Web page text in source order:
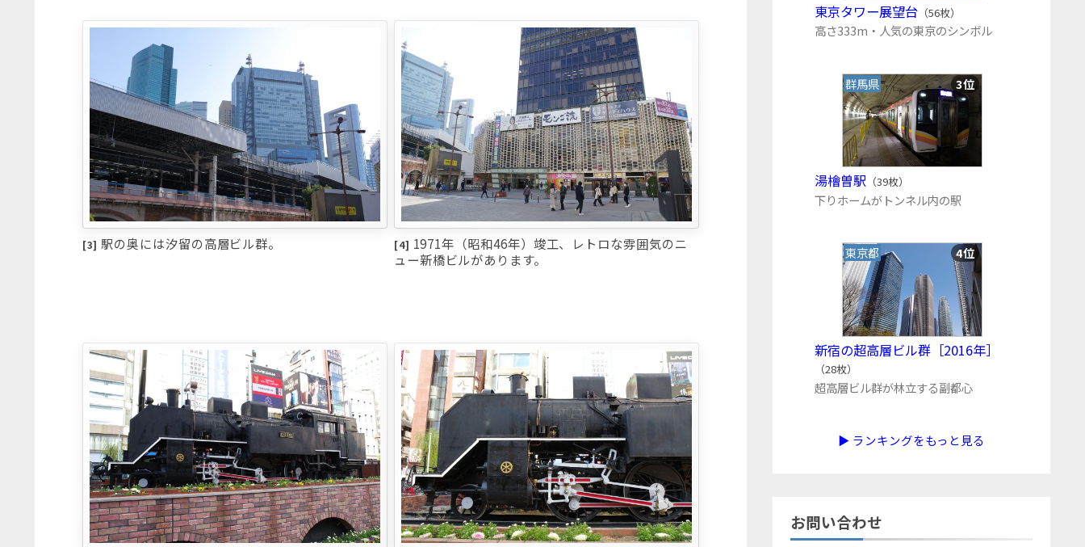
[3]駅の奥には汐留の高層ビル群。 [4] 1971年（昭和46年）竣工、レトロな雰囲気のニ
ュー新橋ビルがあります。
東京タワー展望台（56枚）
高さ333m・人気の東京のシンボル
群馬県 3位
湯檜曽駅（39枚）
下りホームがトンネル内の駅
東京都 4位
新宿の超高層ビル群［2016年］
（28枚）
超高層ビル群が林立する副都心
▶ ランキングをもっと見る
お問い合わせ